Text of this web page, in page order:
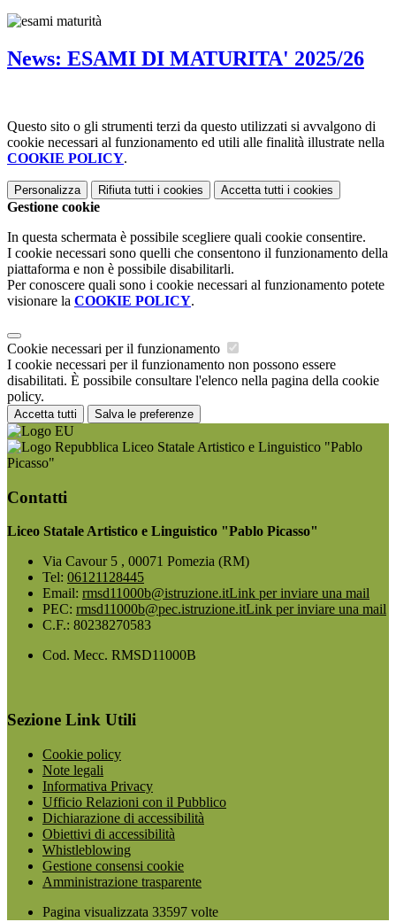
News: ESAMI DI MATURITA' 2025/26
Questo sito o gli strumenti terzi da questo utilizzati si avvalgono di
cookie necessari al funzionamento ed utili alle finalità illustrate nella
COOKIE POLICY.
Personalizza Rifiuta tutti i cookies Accetta tutti i cookies
Gestione cookie
In questa schermata è possibile scegliere quali cookie consentire.
I cookie necessari sono quelli che consentono il funzionamento della
piattaforma e non è possibile disabilitarli.
Per conoscere quali sono i cookie necessari al funzionamento potete
visionare la COOKIE POLICY.
Cookie necessari per il funzionamento
I cookie necessari per il funzionamento non possono essere
disabilitati. È possibile consultare l'elenco nella pagina della cookie
policy.
Accetta tutti Salva le preferenze
Liceo Statale Artistico e Linguistico "Pablo
Picasso"
Contatti
Liceo Statale Artistico e Linguistico "Pablo Picasso"
Via Cavour 5 , 00071 Pomezia (RM)
Tel: 06121128445
Email: rmsd11000b@istruzione.itLink per inviare una mail
PEC: rmsd11000b@pec.istruzione.itLink per inviare una mail
C.F.: 80238270583
Cod. Mecc. RMSD11000B
Sezione Link Utili
Cookie policy
Note legali
Informativa Privacy
Ufficio Relazioni con il Pubblico
Dichiarazione di accessibilità
Obiettivi di accessibilità
Whistleblowing
Gestione consensi cookie
Amministrazione trasparente
Pagina visualizzata 33597 volte